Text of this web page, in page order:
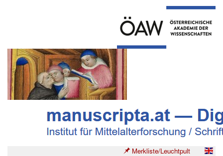
Merkliste/Leuchtpult